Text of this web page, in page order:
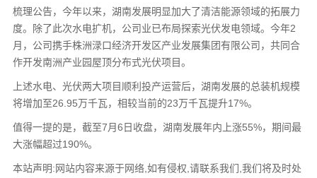
梳理公告，今年以来，湖南发展明显加大了清洁能源领域的拓展力
度。除了此次水电扩机，公司业已布局探索光伏发电领域。今年2
月，公司携手株洲渌口经济开发区产业发展集团有限公司，共同合
作开发南洲产业园屋顶分布式光伏项目。
上述水电、光伏两大项目顺利投产运营后，湖南发展的总装机规模
将增加至26.95万千瓦，相较当前的23万千瓦提升17%。
值得一提的是，截至7月6日收盘，湖南发展年内上涨55%，期间最
大涨幅超过190%。
本站声明:网站内容来源于网络,如有侵权,请联系我们,我们将及时处